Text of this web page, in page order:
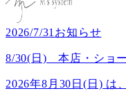
2026/7/31 お知らせ
8/30(日) 本店・ショ
2026年8月30日(日) は